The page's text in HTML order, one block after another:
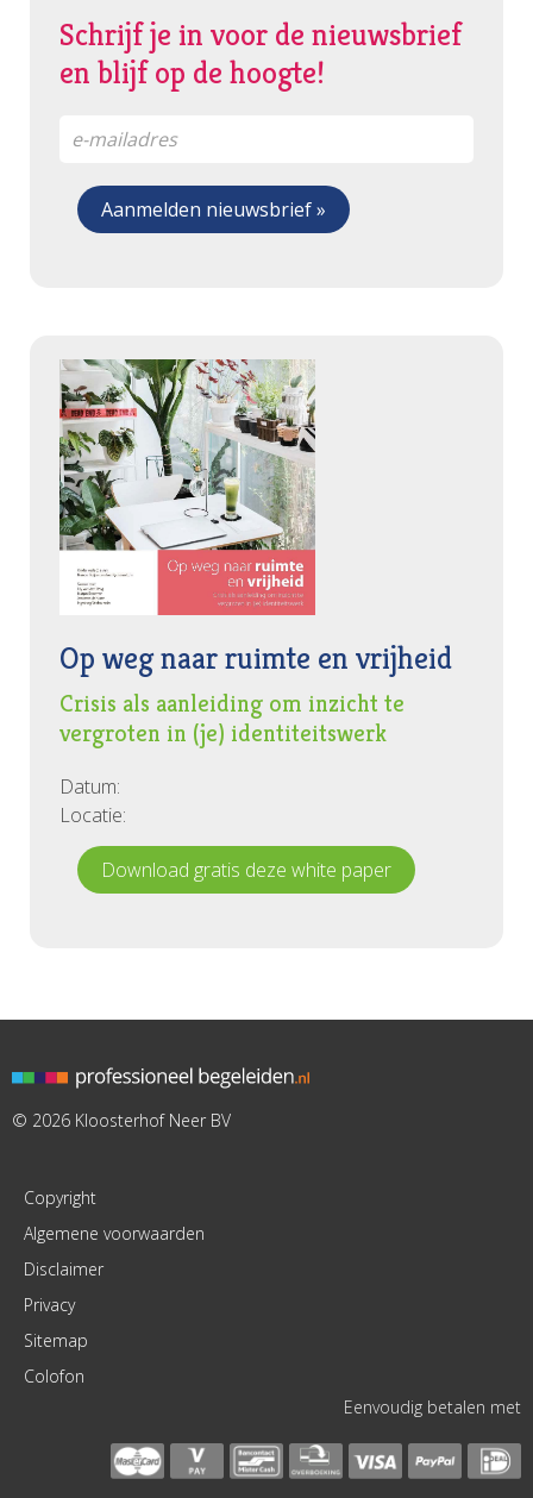
Schrijf je in voor de nieuwsbrief
en blijf op de hoogte!
Op weg naar ruimte en vrijheid
Crisis als aanleiding om inzicht te
vergroten in (je) identiteitswerk
Datum:
Locatie:
Download gratis deze white paper
© 2026 Kloosterhof Neer BV
Copyright
Algemene voorwaarden
Disclaimer
Privacy
Sitemap
Colofon
Eenvoudig betalen met